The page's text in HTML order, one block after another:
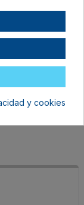
tu pedido al
y cookies